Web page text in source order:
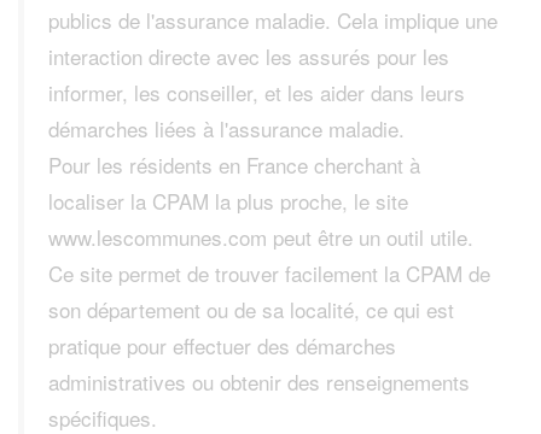
publics de l'assurance maladie. Cela implique une
interaction directe avec les assurés pour les
informer, les conseiller, et les aider dans leurs
démarches liées à l'assurance maladie.
Pour les résidents en France cherchant à
localiser la CPAM la plus proche, le site
www.lescommunes.com peut être un outil utile.
Ce site permet de trouver facilement la CPAM de
son département ou de sa localité, ce qui est
pratique pour effectuer des démarches
administratives ou obtenir des renseignements
spécifiques.